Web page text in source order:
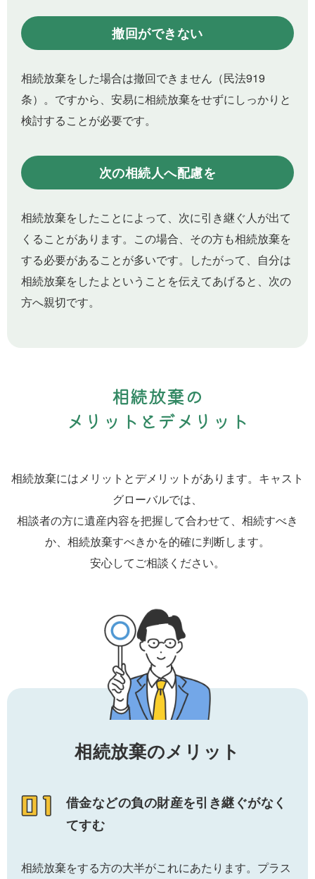
撤回ができない
相続放棄をした場合は撤回できません（民法919
条）。ですから、安易に相続放棄をせずにしっかりと
検討することが必要です。
次の相続人へ配慮を
相続放棄をしたことによって、次に引き継ぐ人が出て
くることがあります。この場合、その方も相続放棄を
する必要があることが多いです。したがって、自分は
相続放棄をしたよということを伝えてあげると、次の
方へ親切です。
相続放棄の
メリットとデメリット
相続放棄にはメリットとデメリットがあります。キャスト
グローバルでは、
相談者の方に遺産内容を把握して合わせて、相続すべき
か、相続放棄すべきかを的確に判断します。
安心してご相談ください。
相続放棄のメリット
借金などの負の財産を引き継ぐがなく
てすむ
相続放棄をする方の大半がこれにあたります。プラス